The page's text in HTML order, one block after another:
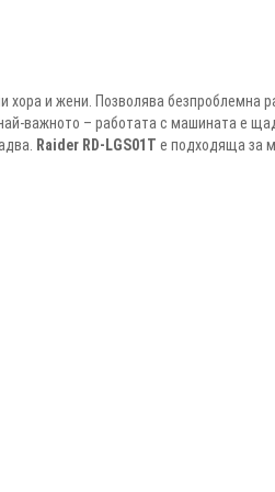
и жени. Позволява безпроблемна
важното – работата с машината е
Raider RD-LGS01T е подходяща за